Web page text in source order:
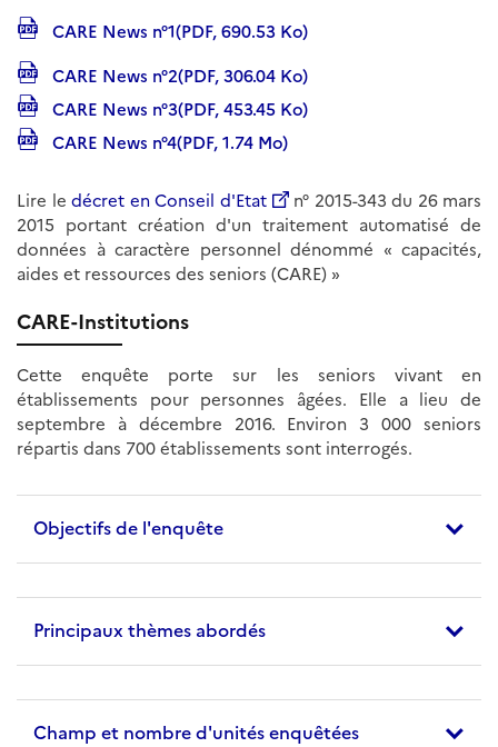
CARE News n°1(PDF, 690.53 Ko)
CARE News n°2(PDF, 306.04 Ko)
CARE News n°3(PDF, 453.45 Ko)
CARE News n°4(PDF, 1.74 Mo)
Lire le décret en Conseil d'Etat
n° 2015-343 du 26 mars
2015 portant création d'un traitement automatisé de
données à caractère personnel dénommé « capacités,
aides et ressources des seniors (CARE) »
CARE-Institutions
Cette enquête porte sur les seniors vivant en
établissements pour personnes âgées. Elle a lieu de
septembre à décembre 2016. Environ 3 000 seniors
répartis dans 700 établissements sont interrogés.
Objectifs de l'enquête
Principaux thèmes abordés
Champ et nombre d'unités enquêtées